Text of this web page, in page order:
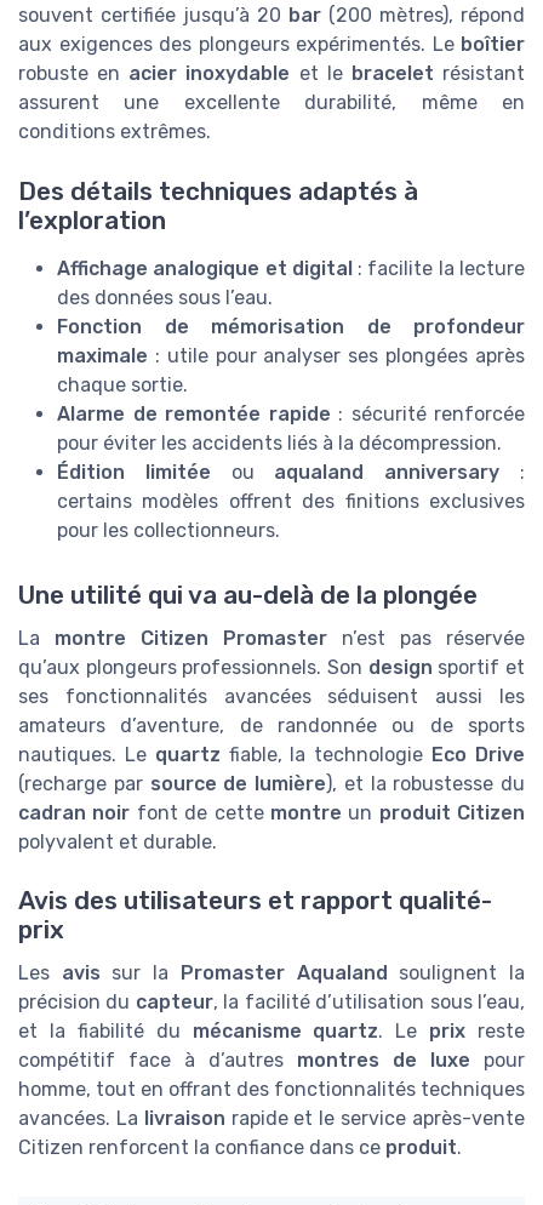
souvent certifiée jusqu’à 20 bar (200 mètres), répond
aux exigences des plongeurs expérimentés. Le boîtier
robuste en acier inoxydable et le bracelet résistant
assurent une excellente durabilité, même en
conditions extrêmes.
Des détails techniques adaptés à
l’exploration
Affichage analogique et digital: facilite la lecture
des données sous l’eau.
Fonction de mémorisation de profondeur
maximale : utile pour analyser ses plongées après
chaque sortie.
Alarme de remontée rapide : sécurité renforcée
pour éviter les accidents liés à la décompression.
Édition limitée ou aqualand anniversary :
certains modèles offrent des finitions exclusives
pour les collectionneurs.
Une utilité qui va au-delà de la plongée
La montre Citizen Promaster n’est pas réservée
qu’aux plongeurs professionnels. Son design sportif et
ses fonctionnalités avancées séduisent aussi les
amateurs d’aventure, de randonnée ou de sports
nautiques. Le quartz fiable, la technologie Eco Drive
(recharge par source de lumière), et la robustesse du
cadran noir font de cette montre un produit Citizen
polyvalent et durable.
Avis des utilisateurs et rapport qualité-
prix
Les avis sur la Promaster Aqualand soulignent la
précision du capteur, la facilité d’utilisation sous l’eau,
et la fiabilité du mécanisme quartz. Le prix reste
compétitif face à d’autres montres de luxe pour
homme, tout en offrant des fonctionnalités techniques
avancées. La livraison rapide et le service après-vente
Citizen renforcent la confiance dans ce produit.